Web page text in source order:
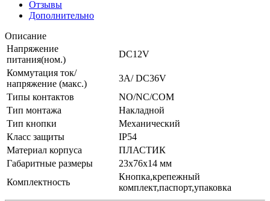
Отзывы
Дополнительно
Описание
Напряжение
питания(ном.)
DC12V
Коммутация ток/
напряжение (макс.)
3А/ DC36V
Типы контактов
NO/NC/COM
Тип монтажа
Накладной
Тип кнопки
Механический
Класс защиты
IP54
Материал корпуса
ПЛАСТИК
Габаритные размеры
23x76x14 мм
Комплектность
Кнопка,крепежный
комплект,паспорт,упаковка